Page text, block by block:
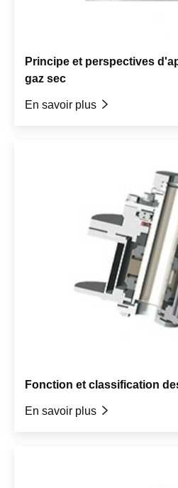
Principe et perspectives
gaz sec
En savoir plus 
Fonction et classification
En savoir plus 